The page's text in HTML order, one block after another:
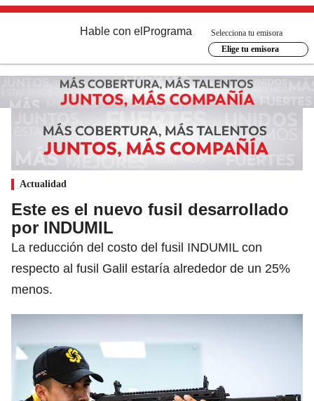
Hable con el Programa
Selecciona tu emisora
Elige tu emisora
Actualidad
Este es el nuevo fusil desarrollado
por INDUMIL
La reducción del costo del fusil INDUMIL con
respecto al fusil Galil estaría alrededor de un 25%
menos.